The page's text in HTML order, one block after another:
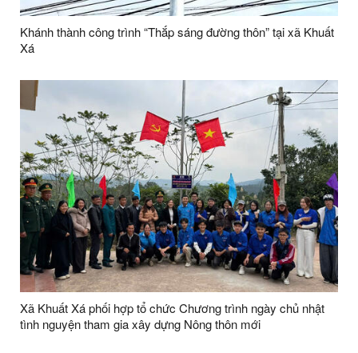
Khánh thành công trình “Thắp sáng đường thôn” tại xã Khuất
Xá
Xã Khuất Xá phối hợp tổ chức Chương trình ngày chủ nhật
tình nguyện tham gia xây dựng Nông thôn mới